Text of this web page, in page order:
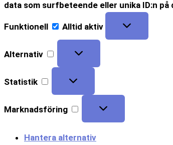
data som surfbeteende eller unika ID:n
Funktionell Alltid aktiv
Alternativ
Statistik
Marknadsföring
Hantera alternativ